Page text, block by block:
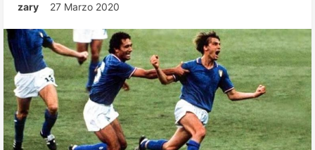
zary 27 Marzo 2020